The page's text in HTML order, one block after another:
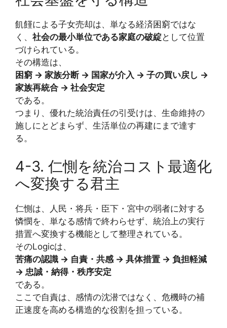
飢饉による子女売却は、単なる経済困窮ではな
く、 社会の最小単位である家庭の破綻として位置
づけられている。
その構造は、
困窮 → 家族分断 → 国家が介入 → 子の買い戻し →
家族再統合 → 社会安定
である。
つまり、優れた統治責任の引受けは、生命維持の
施しにとどまらず、生活単位の再建にまで達す
る。
4-3. 仁惻を統治コスト最適化
へ変換する君主
仁惻は、人民・将兵・臣下・宮中の弱者に対する
憐憫を、単なる感情で終わらせず、統治上の実行
措置へ変換する機能として整理されている。
そのLogicは、
苦痛の認識 → 自責・共感 → 具体措置 → 負担軽減
→ 忠誠・納得・秩序安定
である。
ここで自責は、感情の沈潜ではなく、危機時の補
正速度を高める構造的な役割を担っている。